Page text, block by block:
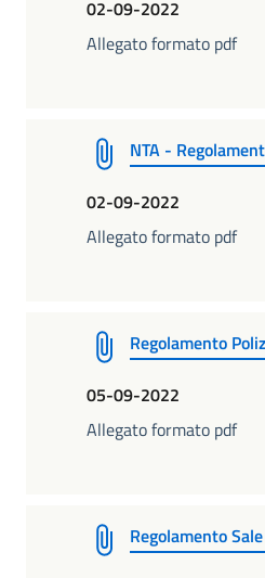
02-09-2022
Allegato formato pdf
NTA -
02-09-2022
Allegato formato pdf
Regolamento
05-09-2022
Allegato formato pdf
Regolamento